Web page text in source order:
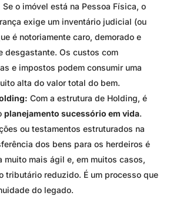
Se o imóvel está na Pessoa Física, o
exige um inventário judicial (ou
é notoriamente caro, demorado e
desgastante. Os custos com
e impostos podem consumir uma
alta do valor total do bem.
Com a estrutura de Holding, é
planejamento sucessório em vida.
ou testamentos estruturados na
dos bens para os herdeiros é
muito mais ágil e, em muitos casos,
tributário reduzido. É um processo que
do legado.